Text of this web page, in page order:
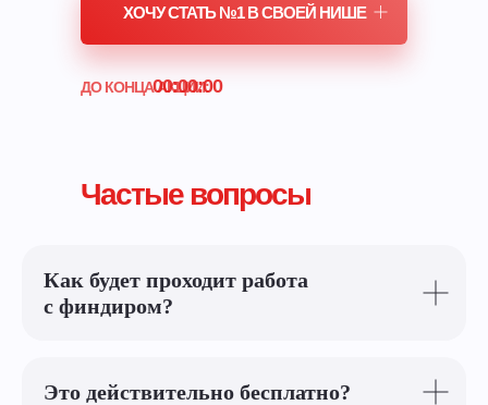
ХОЧУ СТАТЬ №1 В СВОЕЙ НИШЕ
ДО КОНЦА АКЦИИ:
00:00:00
Частые вопросы
Как будет проходит работа
с финдиром?
Это действительно бесплатно?